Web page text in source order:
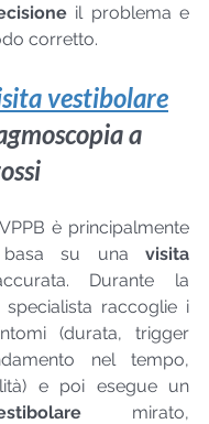
il problema e
corretto.
vestibolare
a
su una visita
Durante la
raccoglie i
(durata, trigger
nel tempo,
mirato,